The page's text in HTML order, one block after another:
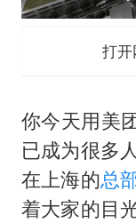
打
你今天用美
已成为很多
在上海的总
着大家的目